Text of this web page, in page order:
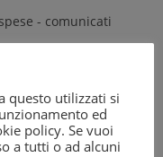
spese - comunicati
promettono facili
perdite. A
del Cittadino
alcuni mesi…
questo utilizzati si
ed
policy. Se vuoi
a tutti o ad alcuni